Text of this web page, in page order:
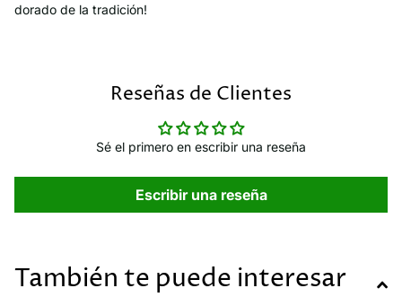
dorado de la tradición!
Reseñas de Clientes
Sé el primero en escribir una reseña
Escribir una reseña
También te puede interesar